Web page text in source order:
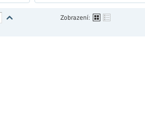
Zobrazení: